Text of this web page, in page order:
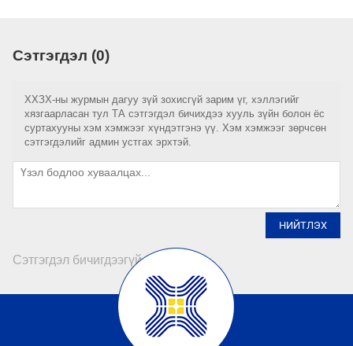
Сэтгэгдэл (0)
ХХЗХ-ны журмын дагуу зүй зохисгүй зарим үг, хэллэгийг
хязгаарласан тул ТА сэтгэгдэл бичихдээ хууль зүйн болон ёс
суртахууны хэм хэмжээг хүндэтгэнэ үү. Хэм хэмжээг зөрчсөн
сэтгэгдэлийг админ устгах эрхтэй.
НИЙТЛЭХ
Сэтгэгдэл бичигдээгүй байна